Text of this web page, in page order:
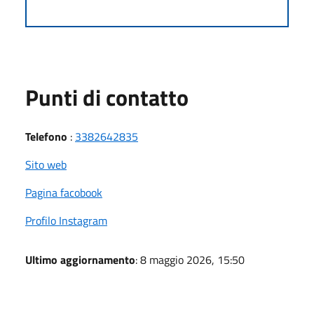
Punti di contatto
Telefono : 3382642835
Sito web
Pagina facobook
Profilo Instagram
Ultimo aggiornamento: 8 maggio 2026, 15:50